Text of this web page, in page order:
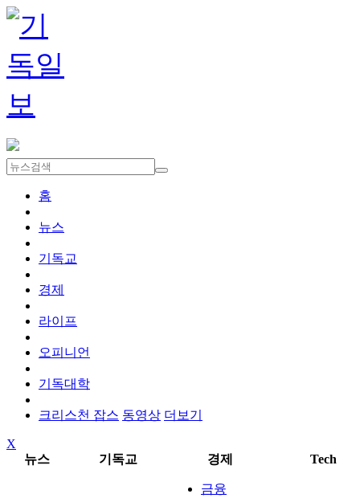
홈
뉴스
기독교
경제
라이프
오피니언
기독대학
크리스천 잡스 동영상 더보기
X
뉴스
기독교 경제 Tech
금융